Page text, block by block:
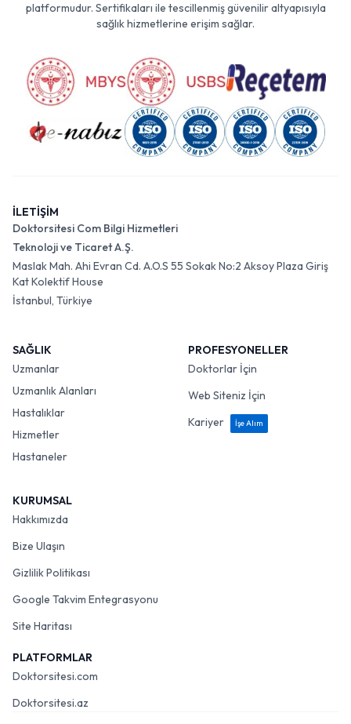
platformudur. Sertifikaları ile tescillenmiş güvenilir altyapısıyla
sağlık hizmetlerine erişim sağlar.
İLETİŞİM
Doktorsitesi Com Bilgi Hizmetleri
Teknoloji ve Ticaret A.Ş.
Maslak Mah. Ahi Evran Cd. A.O.S 55 Sokak No:2 Aksoy Plaza Giriş
Kat Kolektif House
İstanbul, Türkiye
SAĞLIK
Uzmanlar
Uzmanlık Alanları
Hastalıklar
Hizmetler
Hastaneler
PROFESYONELLER
Doktorlar İçin
Web Siteniz İçin
Kariyer
İşe Alım
KURUMSAL
Hakkımızda
Bize Ulaşın
Gizlilik Politikası
Google Takvim Entegrasyonu
Site Haritası
PLATFORMLAR
Doktorsitesi.com
Doktorsitesi.az